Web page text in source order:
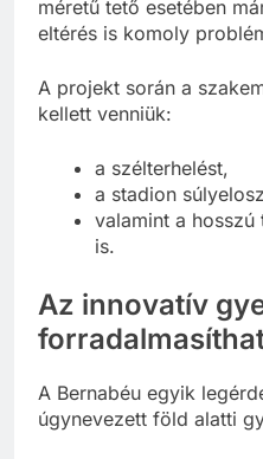
méretű tető esetében
eltérés is komoly
A projekt során a
kellett venniük:
a szélterhelést,
a stadion
valamint a
is.
Az innovatív
A Bernabéu egyik
úgynevezett föld alatti